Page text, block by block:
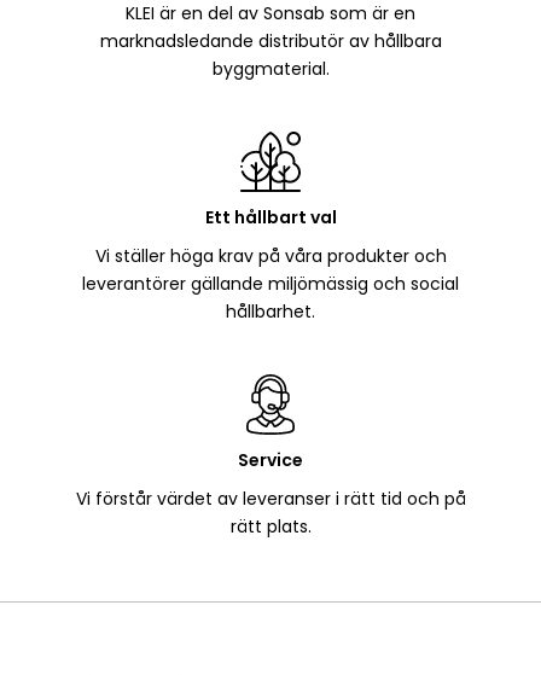
KLEI är en del av Sonsab som är en
marknadsledande distributör av hållbara
byggmaterial.
Ett hållbart val
Vi ställer höga krav på våra produkter och
leverantörer gällande miljömässig och social
hållbarhet.
Service
Vi förstår värdet av leveranser i rätt tid och på
rätt plats.